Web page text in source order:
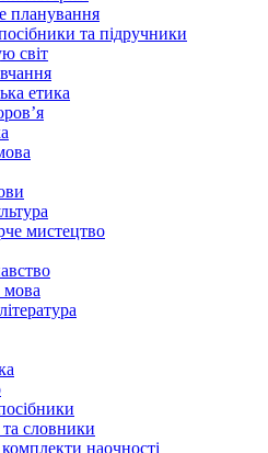
планування
та підручники
світ
етика
мистецтво
мова
словники
наочності